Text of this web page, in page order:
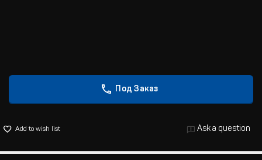
Под Заказ
Add to wish list Ask a question